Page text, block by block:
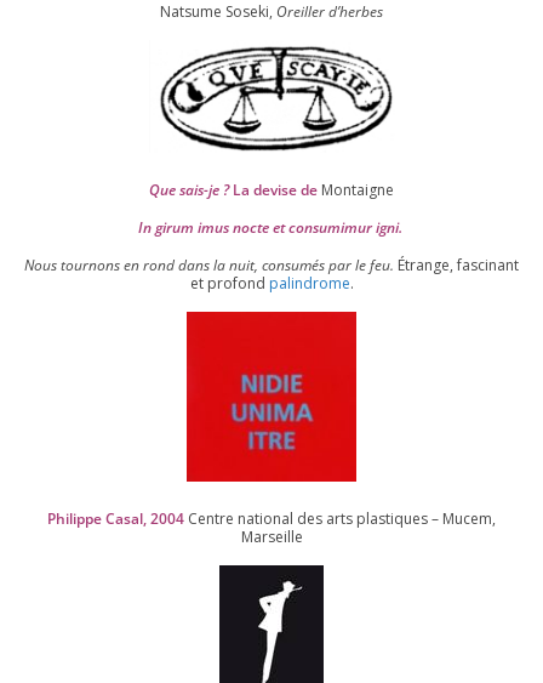
Natsume Soseki, Oreiller d’herbes
Que sais-je ?La devise de Montaigne
In girum imus nocte et consu­mi­mur igni.
Nous tour­nons en rond dans la nuit, consu­més par le feu. Étrange, fas­ci­nant
et pro­fond palin­drome.
Philippe Casal,2004 Centre natio­nal des arts plas­tiques – Mucem,
Marseille